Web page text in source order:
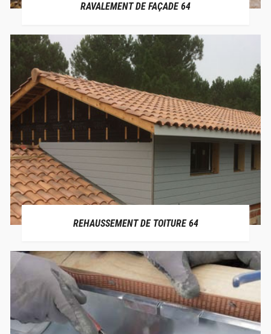
RAVALEMENT DE FAÇADE 64
REHAUSSEMENT DE TOITURE 64